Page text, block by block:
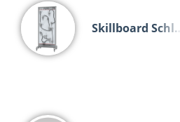
Skillboard Schl…